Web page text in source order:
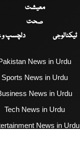
معیشت
صحت
ٹیکنالوجی
دلچسپ
News in Urdu
Sports News in Urdu
News in Urdu
Tech News in Urdu
News in Urdu